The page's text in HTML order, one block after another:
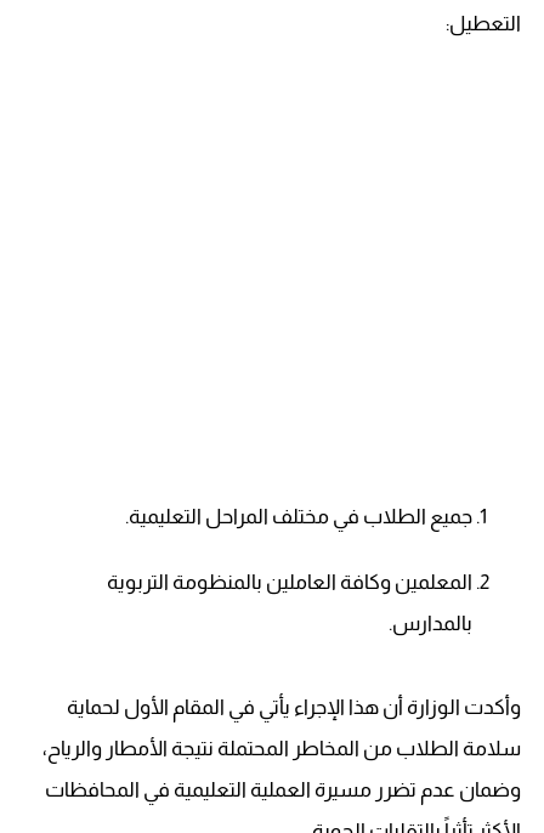
التعطيل:
جميع الطلاب في مختلف المراحل التعليمية.
المعلمين وكافة العاملين بالمنظومة التربوية
بالمدارس.
وأكدت الوزارة أن هذا الإجراء يأتي في المقام الأول لحماية
سلامة الطلاب من المخاطر المحتملة نتيجة الأمطار والرياح،
وضمان عدم تضرر مسيرة العملية التعليمية في المحافظات